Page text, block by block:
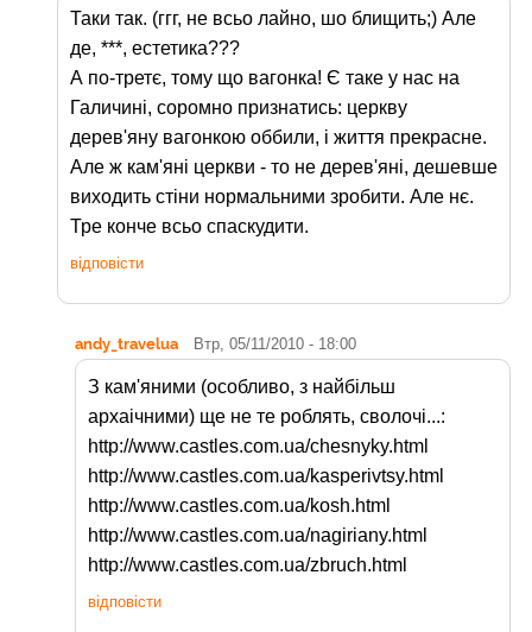
Таки так. (ггг, не всьо лайно, шо блищить;) Але
де, ***, естетика???
А по-третє, тому що вагонка! Є таке у нас на
Галичині, соромно признатись: церкву
дерев'яну вагонкою оббили, і життя прекрасне.
Але ж кам'яні церкви - то не дерев'яні, дешевше
виходить стіни нормальними зробити. Але нє.
Тре конче всьо спаскудити.
відповісти
andy_travelua Втр, 05/11/2010 - 18:00
З кам'яними (особливо, з найбільш
архаічними) ще не те роблять, сволочі...:
http://www.castles.com.ua/chesnyky.html
http://www.castles.com.ua/kasperivtsy.html
http://www.castles.com.ua/kosh.html
http://www.castles.com.ua/nagiriany.html
http://www.castles.com.ua/zbruch.html
відповісти